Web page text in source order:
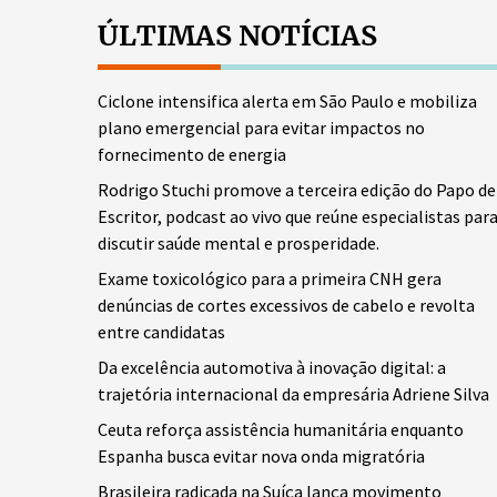
ÚLTIMAS NOTÍCIAS
Ciclone intensifica alerta em São Paulo e mobiliza
plano emergencial para evitar impactos no
fornecimento de energia
Rodrigo Stuchi promove a terceira edição do Papo de
Escritor, podcast ao vivo que reúne especialistas para
discutir saúde mental e prosperidade.
Exame toxicológico para a primeira CNH gera
denúncias de cortes excessivos de cabelo e revolta
entre candidatas
Da excelência automotiva à inovação digital: a
trajetória internacional da empresária Adriene Silva
Ceuta reforça assistência humanitária enquanto
Espanha busca evitar nova onda migratória
Brasileira radicada na Suíça lança movimento